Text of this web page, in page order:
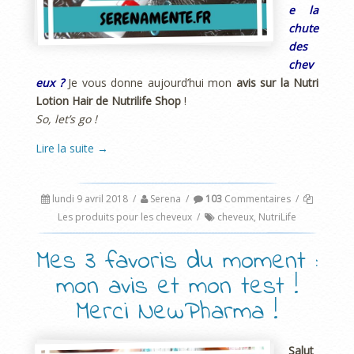
e la
chute
des
chev
eux ?Je vous donne aujourd’hui mon avis sur la Nutri
Lotion Hair de Nutrilife Shop !
So, let’s go !
Lire la suite →
lundi 9 avril 2018 / Serena / 103 Commentaires /
Les produits pour les cheveux / cheveux, NutriLife
Mes 3 favoris du moment :
mon avis et mon test !
Merci NewPharma !
Salut